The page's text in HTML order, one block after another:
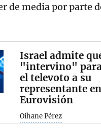
de media por parte
Israel admite
"intervino"
el televoto a su
representante en
Eurovisión
Oihane Pérez